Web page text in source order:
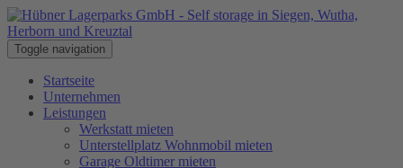
Toggle navigation
Startseite
Unternehmen
Leistungen
Werkstatt mieten
Unterstellplatz Wohnmobil mieten
Garage Oldtimer mieten